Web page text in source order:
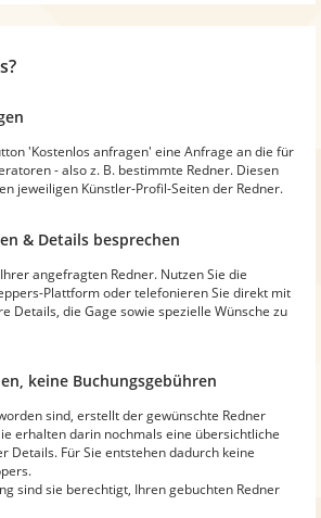
'Kostenlos anfragen' eine Anfrage an die für
- also z. B. bestimmte Redner. Diesen
jeweiligen Künstler-Profil-Seiten der Redner.
& Details besprechen
angefragten Redner. Nutzen Sie die
Plattform oder telefonieren Sie direkt mit
Details, die Gage sowie spezielle Wünsche zu
keine Buchungsgebühren
sind, erstellt der gewünschte Redner
erhalten darin nochmals eine übersichtliche
Details. Für Sie entstehen dadurch keine
sind sie berechtigt, Ihren gebuchten Redner